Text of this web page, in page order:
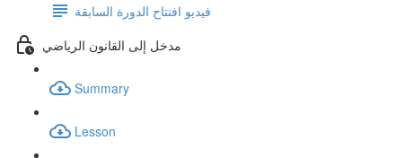
فيديو افتتاح الدورة السابقة
مدخل إلى القانون الرياضي
Summary
Lesson